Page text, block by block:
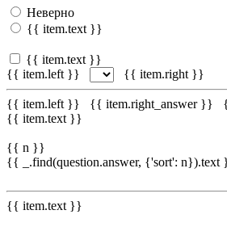
Неверно
{{ item.text }}
{{ item.text }}
{{ item.left }}
{{ item.right }}
{{ item.left }} {{ item.right_answer }}
{{ item.text }}
{{ n }}
{{ _.find(question.answer, {'sort': n}).text
{{ item.text }}